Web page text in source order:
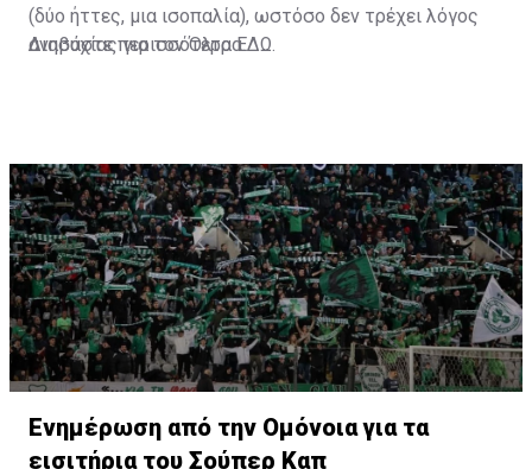
(δύο ήττες, μια ισοπαλία), ωστόσο δεν τρέχει λόγος
ανησυχίας για τον Όλτρα.
Διαβάστε περισσότεραΕΔΩ
Ενημέρωση από την Ομόνοια για τα
εισιτήρια του Σούπερ Καπ